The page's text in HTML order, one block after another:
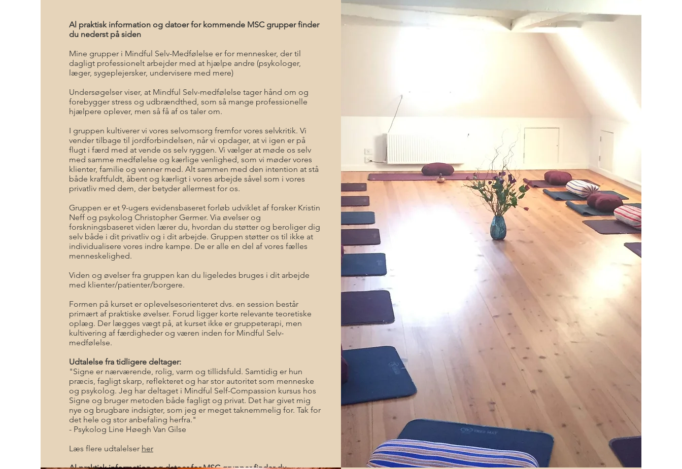
Al praktisk information og datoer for kommende MSC grupper finder
du nederst på siden
Mine grupper i Mindful Selv-Medfølelse er for mennesker, der til
dagligt professionelt arbejder med at hjælpe andre (psykologer,
læger, sygeplejersker, undervisere med mere)
Undersøgelser viser, at Mindful Selv-medfølelse tager hånd om og
forebygger stress og udbrændthed, som så mange professionelle
hjælpere oplever, men så få af os taler om.
I gruppen kultiverer vi vores selvomsorg fremfor vores selvkritik. Vi
vender tilbage til jordforbindelsen, når vi opdager, at vi igen er på
flugt i færd med at vende os selv ryggen. Vi vælger at møde os selv
med samme medfølelse og kærlige venlighed, som vi møder vores
klienter, familie og venner med. Alt sammen med den intention at stå
både kraftfuldt, åbent og kærligt i vores arbejde såvel som i vores
privatliv med dem, der betyder allermest for os.
Gruppen er et 9-ugers evidensbaseret forløb udviklet af forsker Kristin
Neff og psykolog Christopher Germer. Via øvelser og
forskningsbaseret viden lærer du, hvordan du støtter og beroliger dig
selv både i dit privatliv og i dit arbejde. Gruppen støtter os til ikke at
individualisere vores indre kampe. De er alle en del af vores fælles
menneskelighed.
Viden og øvelser fra gruppen kan du ligeledes bruges i dit arbejde
med klienter/patienter/borgere.
Formen på kurset er oplevelsesorienteret dvs. en session består
primært af praktiske øvelser. Forud ligger korte relevante teoretiske
oplæg. Der lægges vægt på, at kurset ikke er gruppeterapi, men
kultivering af færdigheder og væren inden for Mindful Selv-
medfølelse.
Udtalelse fra tidligere deltager:
"Signe er nærværende, rolig, varm og tillidsfuld. Samtidig er hun
præcis, fagligt skarp, reflekteret og har stor autoritet som menneske
og psykolog. Jeg har deltaget i Mindful Self-Compassion kursus hos
Signe og bruger metoden både fagligt og privat. Det har givet mig
nye og brugbare indsigter, som jeg er meget taknemmelig for. Tak for
det hele og stor anbefaling herfra."
- Psykolog Line Høegh Van Gilse
Læs flere udtalelser her